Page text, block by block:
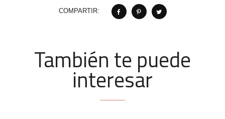
COMPARTIR:
También te puede
interesar